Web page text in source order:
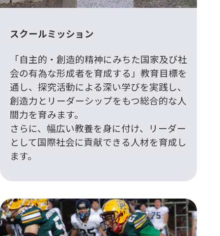
スクールミッション
「自主的・創造的精神にみちた国家及び社
会の有為な形成者を育成する」教育目標を
通し、探究活動による深い学びを実践し、
創造力とリーダーシップをもつ総合的な人
間力を育みます。
さらに、幅広い教養を身に付け、リーダー
として国際社会に貢献できる人材を育成し
ます。